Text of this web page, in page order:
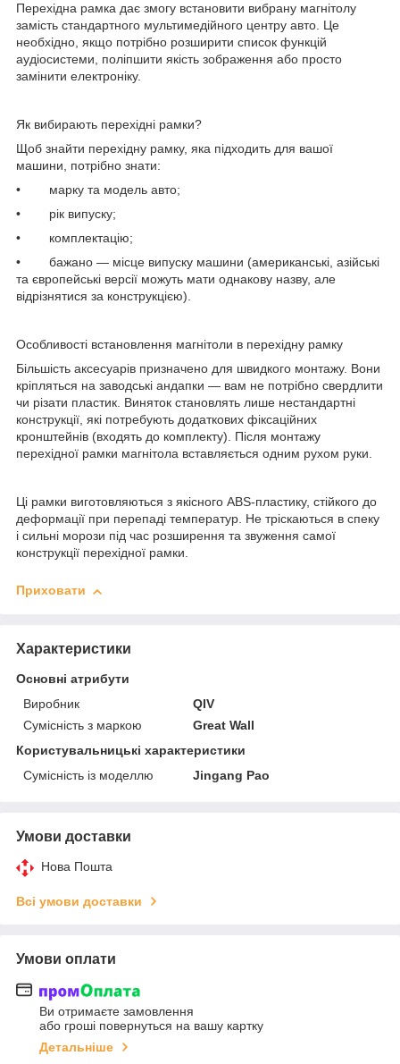
Перехідна рамка дає змогу встановити вибрану магнітолу
замість стандартного мультимедійного центру авто. Це
необхідно, якщо потрібно розширити список функцій
аудіосистеми, поліпшити якість зображення або просто
замінити електроніку.
Як вибирають перехідні рамки?
Щоб знайти перехідну рамку, яка підходить для вашої
машини, потрібно знати:
• марку та модель авто;
• рік випуску;
• комплектацію;
• бажано — місце випуску машини (американські, азійські
та європейські версії можуть мати однакову назву, але
відрізнятися за конструкцією).
Особливості встановлення магнітоли в перехідну рамку
Більшість аксесуарів призначено для швидкого монтажу. Вони
кріпляться на заводські андапки — вам не потрібно свердлити
чи різати пластик. Виняток становлять лише нестандартні
конструкції, які потребують додаткових фіксаційних
кронштейнів (входять до комплекту). Після монтажу
перехідної рамки магнітола вставляється одним рухом руки.
Ці рамки виготовляються з якісного ABS-пластику, стійкого до
деформації при перепаді температур. Не тріскаються в спеку
і сильні морози під час розширення та звуження самої
конструкції перехідної рамки.
Приховати
Характеристики
Основні атрибути
Виробник
QIV
Сумісність з маркою
Great Wall
Користувальницькі характеристики
Сумісність із моделлю
Jingang Pao
Умови доставки
Нова Пошта
Всі умови доставки
Умови оплати
Ви отримаєте замовлення
або гроші повернуться на вашу картку
Детальніше